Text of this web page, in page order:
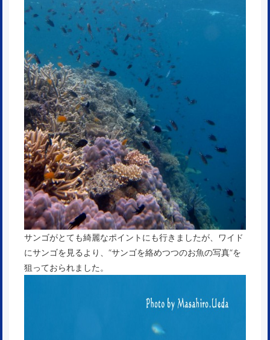
サンゴがとても綺麗なポイントにも行きましたが、ワイド
にサンゴを見るより、“サンゴを絡めつつのお魚の写真“を
狙っておられました。